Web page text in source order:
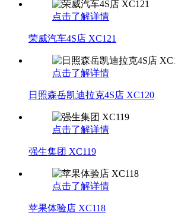
点击了解详情
荣威汽车4S店 XC121
点击了解详情
日照森岳凯迪拉克4S店 XC120
点击了解详情
强生集团 XC119
点击了解详情
苹果体验店 XC118